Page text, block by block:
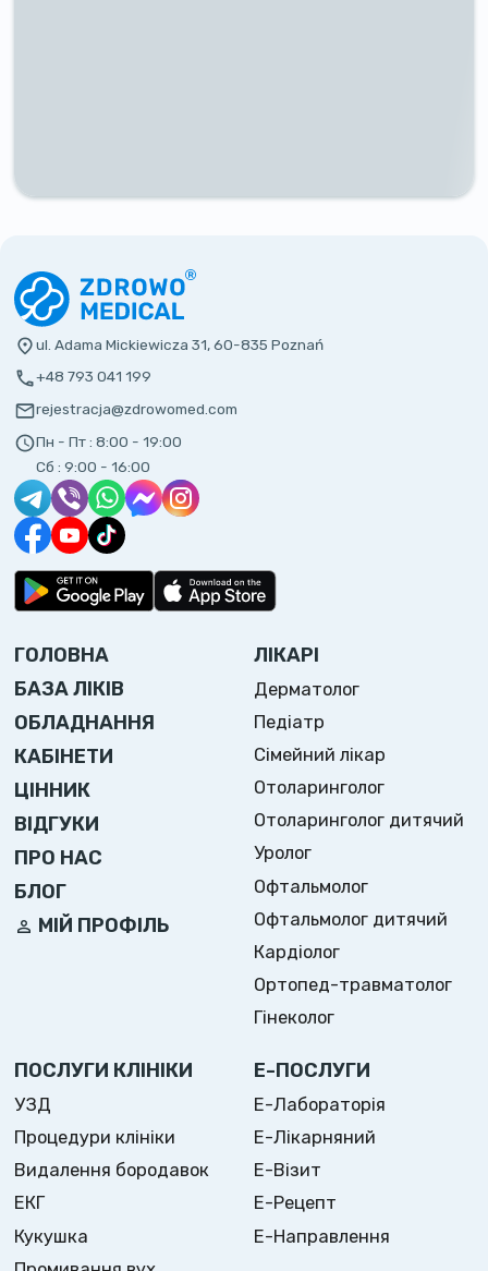
ul. Adama Mickiewicza 31, 60-835 Poznań
+48 793 041 199
rejestracja@zdrowomed.com
Пн - Пт : 8:00 - 19:00
Сб : 9:00 - 16:00
ГОЛОВНА
БАЗА ЛІКІВ
ОБЛАДНАННЯ
КАБІНЕТИ
ЦІННИК
ВІДГУКИ
ПРО НАС
БЛОГ
МІЙ ПРОФІЛЬ
ЛІКАРІ
Дерматолог
Педіатр
Сімейний лікар
Отоларинголог
Отоларинголог дитячий
Уролог
Офтальмолог
Офтальмолог дитячий
Кардіолог
Ортопед-травматолог
Гінеколог
ПОСЛУГИ КЛІНІКИ
УЗД
Процедури клініки
Видалення бородавок
ЕКГ
Кукушка
Е-ПОСЛУГИ
Е-Лабораторія
Е-Лікарняний
Е-Візит
Е-Рецепт
Е-Направлення